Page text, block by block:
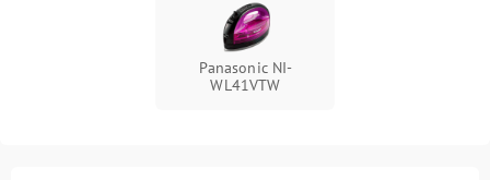
Panasonic NI-
WL41VTW